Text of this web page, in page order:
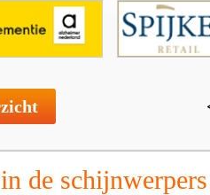
de schijnwerpers